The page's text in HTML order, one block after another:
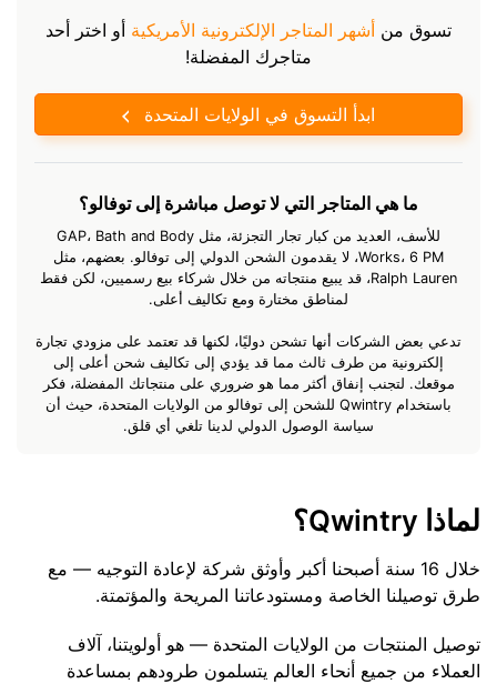
تسوق من أشهر المتاجر الإلكترونية الأمريكية أو اختر أحد
متاجرك المفضلة!
ابدأ التسوق في الولايات المتحدة
ما هي المتاجر التي لا توصل مباشرة إلى توفالو؟
للأسف، العديد من كبار تجار التجزئة، مثل GAP، Bath and Body
Works، 6 PM، لا يقدمون الشحن الدولي إلى توفالو. بعضهم، مثل
Ralph Lauren، قد يبيع منتجاته من خلال شركاء بيع رسميين، لكن فقط
لمناطق مختارة ومع تكاليف أعلى.
تدعي بعض الشركات أنها تشحن دوليًا، لكنها قد تعتمد على مزودي تجارة
إلكترونية من طرف ثالث مما قد يؤدي إلى تكاليف شحن أعلى إلى
موقعك. لتجنب إنفاق أكثر مما هو ضروري على منتجاتك المفضلة، فكر
باستخدام Qwintry للشحن إلى توفالو من الولايات المتحدة، حيث أن
سياسة الوصول الدولي لدينا تلغي أي قلق.
لماذا Qwintry؟
خلال 16 سنة أصبحنا أكبر وأوثق شركة لإعادة التوجيه — مع
طرق توصيلنا الخاصة ومستودعاتنا المريحة والمؤتمتة.
توصيل المنتجات من الولايات المتحدة — هو أولويتنا، آلاف
العملاء من جميع أنحاء العالم يتسلمون طرودهم بمساعدة